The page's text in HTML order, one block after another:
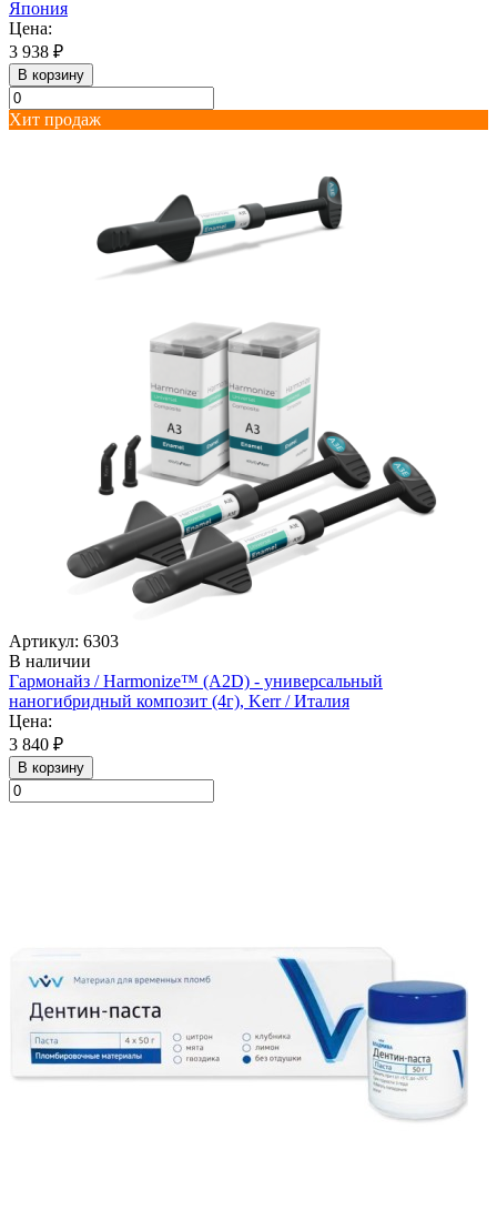
Япония
Цена:
3 938 ₽
В корзину
Хит продаж
Артикул: 6303
В наличии
Гармонайз / Harmonize™ (А2D) - универсальный
наногибридный композит (4г), Kerr / Италия
Цена:
3 840 ₽
В корзину